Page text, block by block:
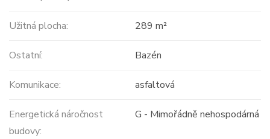
Užitná plocha: 289 m²
Ostatní: Bazén
Komunikace: asfaltová
Energetická náročnost
budovy:
G - Mimořádně nehospodárná